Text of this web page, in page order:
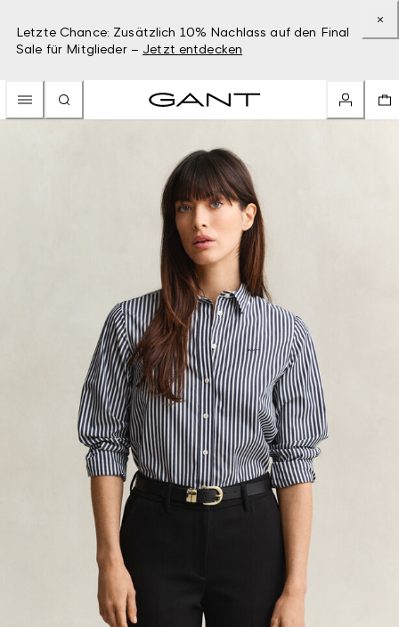
Letzte Chance: Zusätzlich 10% Nachlass auf den Final
Sale für Mitglieder – Jetzt entdecken